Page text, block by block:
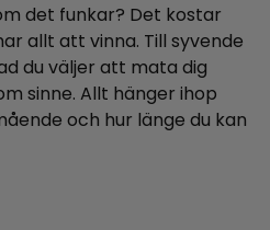
det funkar? Det kostar
allt att vinna. Till syvende
du väljer att mata dig
sinne. Allt hänger ihop
och hur länge du kan